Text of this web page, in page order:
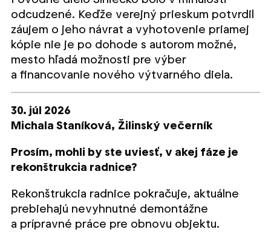
odcudzené. Keďže verejný prieskum potvrdil
záujem o jeho návrat a vyhotovenie priamej
kópie nie je po dohode s autorom možné,
mesto hľadá možnosti pre výber
a financovanie nového výtvarného diela.
30. júl 2026
Michala Staníková, Žilinský večerník
Prosím, mohli by ste uviesť, v akej fáze je
rekonštrukcia radnice?
Rekonštrukcia radnice pokračuje, aktuálne
prebiehajú nevyhnutné demontážne
a prípravné práce pre obnovu objektu.